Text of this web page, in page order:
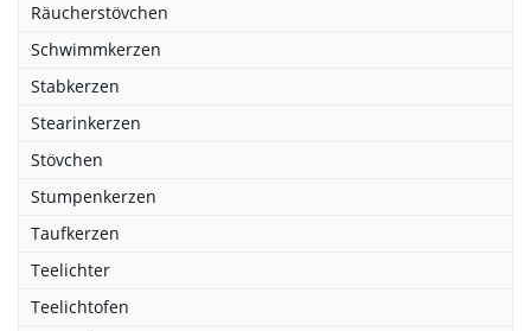
Räucherstövchen
Schwimmkerzen
Stabkerzen
Stearinkerzen
Stövchen
Stumpenkerzen
Taufkerzen
Teelichter
Teelichtofen